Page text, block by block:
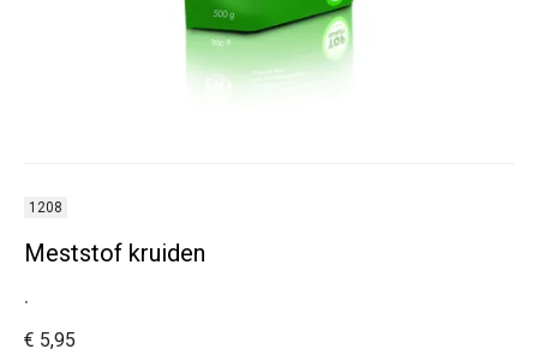
1208
Meststof kruiden
.
€ 5,95